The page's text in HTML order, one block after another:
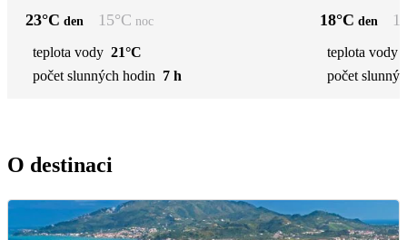
23°C den 15°C noc
teplota vody 21°C
počet slunných hodin 7 h
18°C den
teplota vody
počet
O destinaci